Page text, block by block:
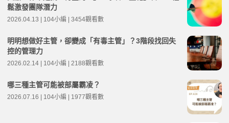
鬆激發團隊潛力
2026.04.13 | 104小編 | 3454觀看數
明明想做好主管，卻變成「有毒主管」？3階段找回失
控的管理力
2026.02.14 | 104小編 | 2188觀看數
哪三種主管可能被部屬霸凌？
2026.07.16 | 104小編 | 1977觀看數